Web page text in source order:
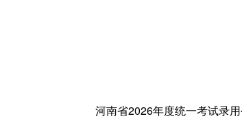
河南省2026年度统一考试录